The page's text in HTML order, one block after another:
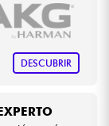
DESCUBRIR